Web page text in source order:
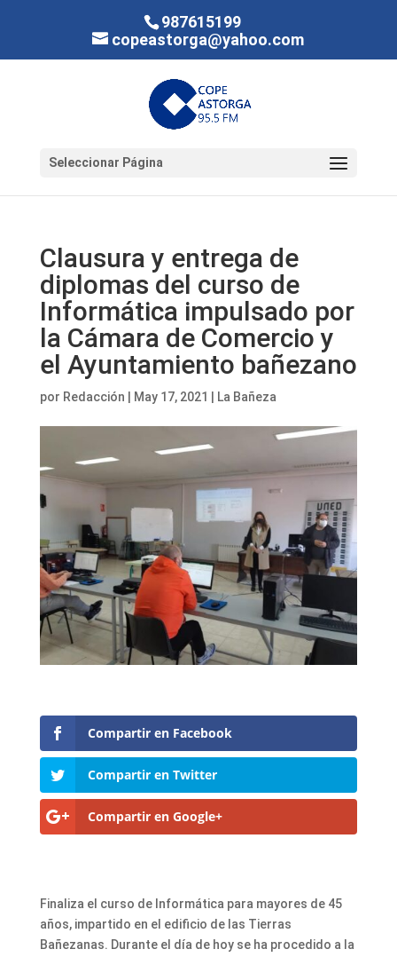
987615199
copeastorga@yahoo.com
Seleccionar Página
Clausura y entrega de
diplomas del curso de
Informática impulsado por
la Cámara de Comercio y
el Ayuntamiento bañezano
por Redacción May 17, 2021 La Bañeza
Compartir en Facebook
Compartir en Twitter
Compartir en Google+
Finaliza el curso de Informática para mayores de 45
años, impartido en el edificio de las Tierras
Bañezanas. Durante el día de hoy se ha procedido a la